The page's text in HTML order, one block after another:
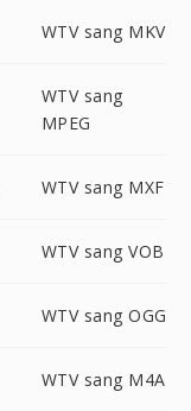
WTV sang MKV
WTV sang
MPEG
WTV sang MXF
WTV sang VOB
WTV sang OGG
WTV sang M4A